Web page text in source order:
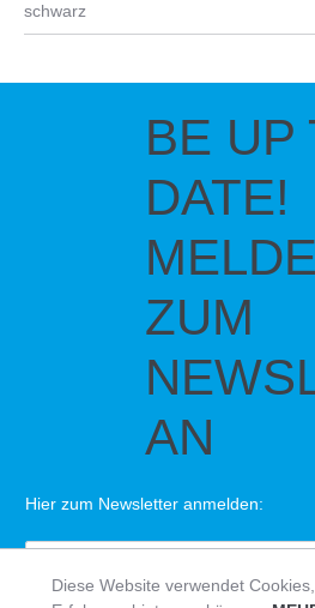
schwarz
BE UP
DATE!
ZUM
AN
Hier zum Newsletter anmelden:
Diese Website verwendet